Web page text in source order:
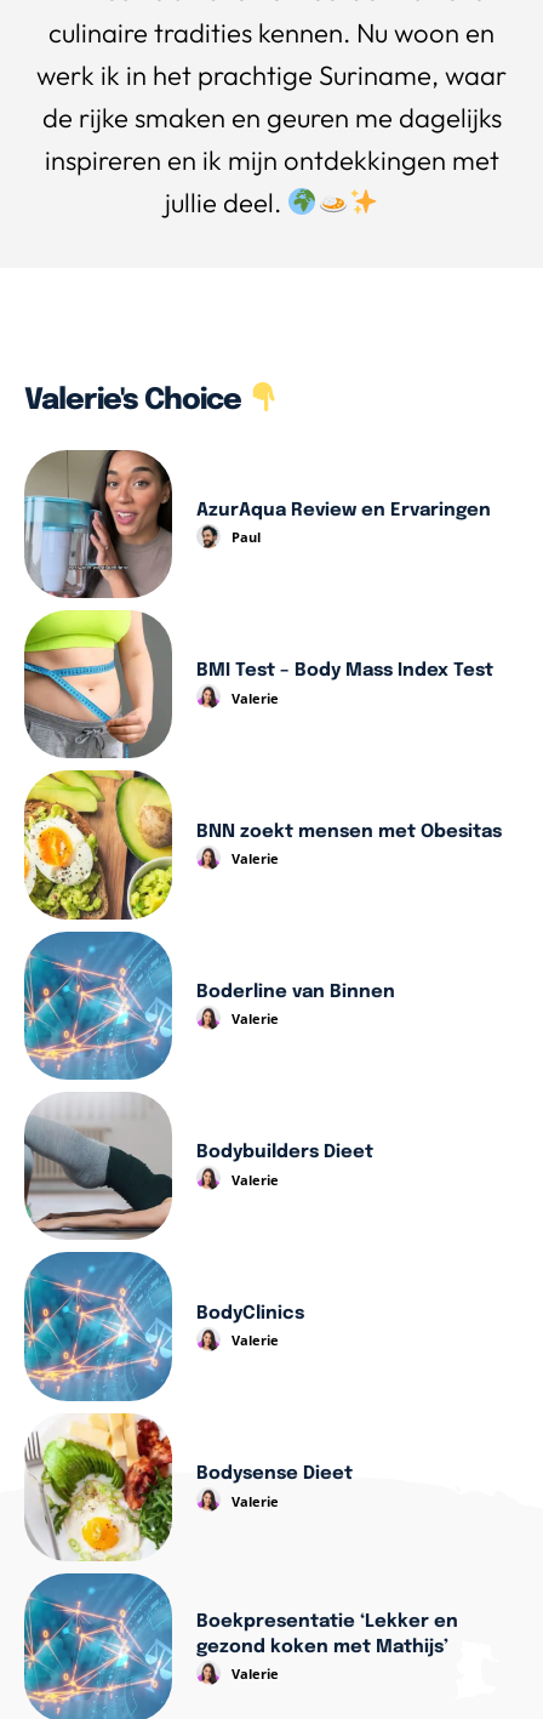
culinaire tradities kennen. Nu woon en
werk ik in het prachtige Suriname, waar
de rijke smaken en geuren me dagelijks
inspireren en ik mijn ontdekkingen met
jullie deel.
Valerie's Choice
AzurAqua Review en Ervaringen
Paul
BMI Test – Body Mass Index Test
Valerie
BNN zoekt mensen met Obesitas
Valerie
Boderline van Binnen
Valerie
Bodybuilders Dieet
Valerie
BodyClinics
Valerie
Bodysense Dieet
Valerie
Boekpresentatie ‘Lekker en
gezond koken met Mathijs’
Valerie